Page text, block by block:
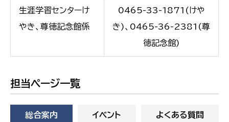
生涯学習センターけ
やき、尊徳記念館係
0465-33-1871(けや
き)、0465-36-2381(尊
徳記念館)
担当ページ一覧
総合案内 イベント よくある質問